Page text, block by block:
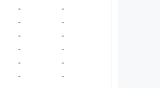
-
-
-
-
-
-
-
-
-
-
- -